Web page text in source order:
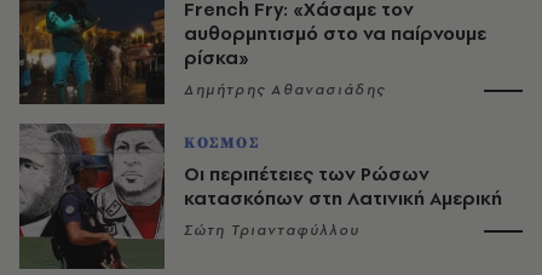
French Fry: «Χάσαμε τον
αυθορμητισμό στο να παίρνουμε
ρίσκα»
Δημήτρης Αθανασιάδης
ΚΟΣΜΟΣ
Οι περιπέτειες των Ρώσων
κατασκόπων στη Λατινική Αμερική
Σώτη Τριανταφύλλου